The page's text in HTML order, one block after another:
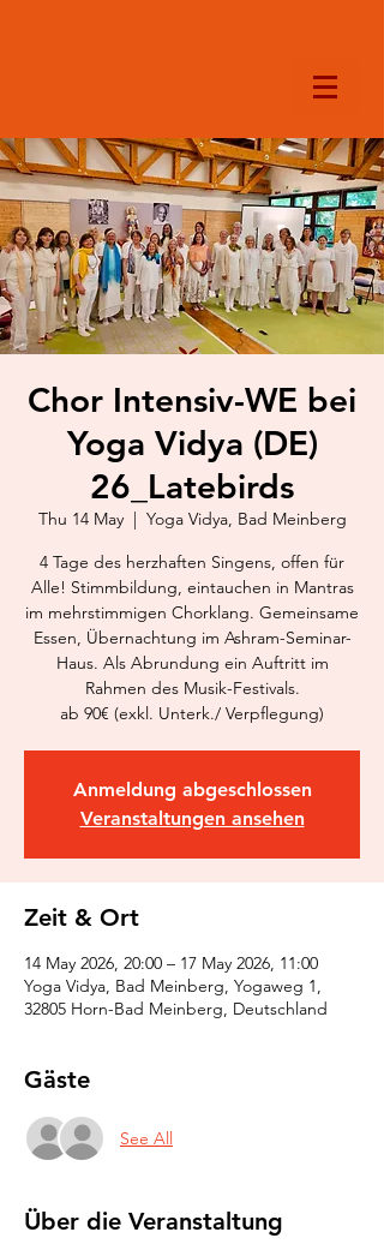
Chor Intensiv-WE bei
Yoga Vidya (DE)
26_Latebirds
Thu 14 May
  |
Yoga Vidya, Bad Meinberg
4 Tage des herzhaften Singens, offen für
Alle! Stimmbildung, eintauchen in Mantras
im mehrstimmigen Chorklang. Gemeinsame
Essen, Übernachtung im Ashram-Seminar-
Haus. Als Abrundung ein Auftritt im
Rahmen des Musik-Festivals.
ab 90€ (exkl. Unterk./ Verpflegung)
Anmeldung abgeschlossen
Veranstaltungen ansehen
Zeit & Ort
14 May 2026, 20:00 – 17 May 2026, 11:00
Yoga Vidya, Bad Meinberg, Yogaweg 1,
32805 Horn-Bad Meinberg, Deutschland
Gäste
See All
Über die Veranstaltung